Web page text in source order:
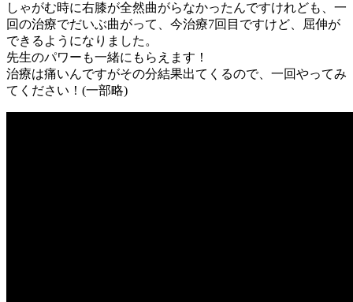
しゃがむ時に右膝が全然曲がらなかったんですけれども、一
回の治療でだいぶ曲がって、今治療7回目ですけど、屈伸が
できるようになりました。
先生のパワーも一緒にもらえます！
治療は痛いんですがその分結果出てくるので、一回やってみ
てください！(一部略)